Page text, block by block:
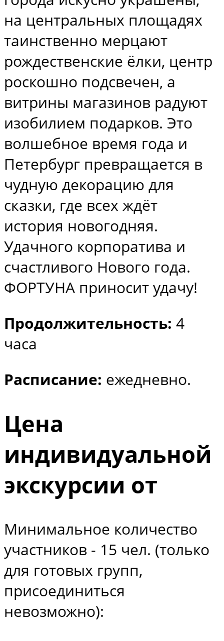
на центральных площадях
таинственно мерцают
рождественские ёлки, центр
роскошно подсвечен, а
витрины магазинов радуют
изобилием подарков. Это
волшебное время года и
Петербург превращается в
чудную декорацию для
сказки, где всех ждёт
история новогодняя.
Удачного корпоратива и
счастливого Нового года.
ФОРТУНА приносит удачу!
Продолжительность: 4
часа
Расписание: ежедневно.
Цена
индивидуальной
экскурсии от
Минимальное количество
участников - 15 чел. (только
для готовых групп,
присоединиться
невозможно):